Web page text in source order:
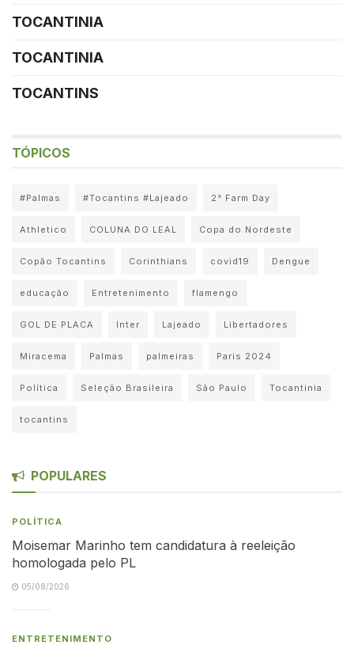
TOCANTINIA
TOCANTINIA
TOCANTINS
TÓPICOS
#Palmas #Tocantins #Lajeado 2° Farm Day
Athletico COLUNA DO LEAL Copa do Nordeste
Copão Tocantins Corinthians covid19 Dengue
educação Entretenimento flamengo
GOL DE PLACA Inter Lajeado Libertadores
Miracema Palmas palmeiras Paris 2024
Política Seleção Brasileira São Paulo Tocantinia
tocantins
POPULARES
POLÍTICA
Moisemar Marinho tem candidatura à reeleição
homologada pelo PL
05/08/2026
ENTRETENIMENTO